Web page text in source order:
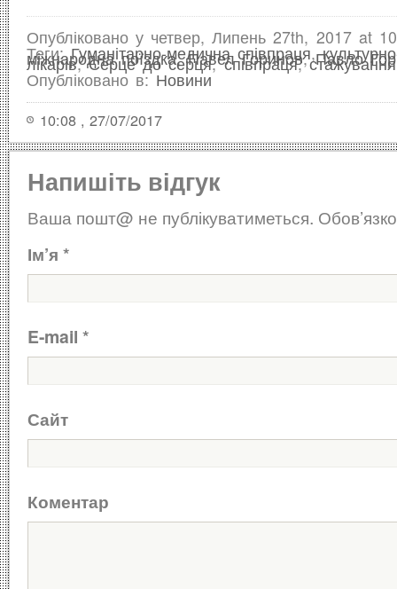
Опубліковано у четвер, Липень 27th, 2017 at
Теги:Гуманітарно-медична співпраця,
міжнародна поїздка,Павел Горинов,Павло
лікарів,Серце до серця,співпраця,
Опубліковано в: Новини
10:08 , 27/07/2017
Напишіть відгук
Ваша пошт@ не публікуватиметься.
Ім’я *
E-mail *
Сайт
Коментар